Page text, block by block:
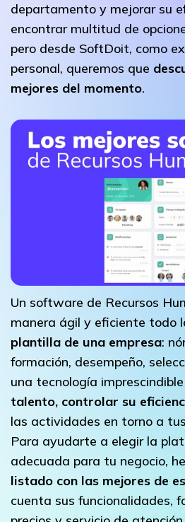
departamento y mejorar su
encontrar multitud de
pero desde SoftDoit, como
personal, queremos que
mejores del momento.
Un software de Recursos
manera ágil y eficiente todo
plantilla de una empresa:
formación, desempeño,
una tecnología
talento, controlar su
las actividades en torno a
Para ayudarte a elegir la
adecuada para tu negocio,
listado con las mejores de
cuenta sus funcionalidades,